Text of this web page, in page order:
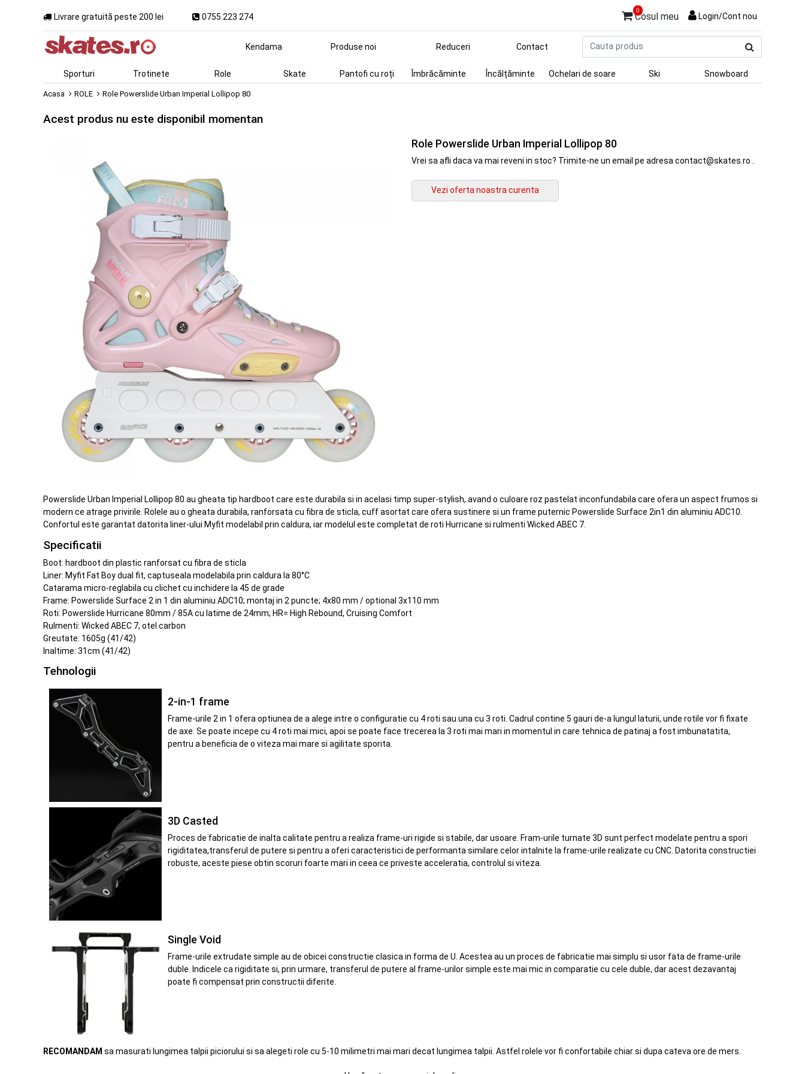
Livrare gratuită peste 200 lei 0755 223 274
0
Cosul meu Login/Cont nou
produs
Kendama Produse noi Reduceri Contact
Sporturi Trotinete Role Skate Pantofi cu roți Îmbrăcăminte Încălțăminte Ochelari de soare Ski Snowboard
Acasa ROLE Role Powerslide Urban Imperial Lollipop 80
Acest produs nu este disponibil momentan
Role Powerslide Urban Imperial Lollipop 80
Vrei sa afli daca va mai reveni in stoc? Trimite-ne un email pe adresa contact@skates.ro .
Powerslide Urban Imperial Lollipop 80 au gheata tip hardboot care este durabila si in acelasi timp super-stylish, avand o culoare roz pastelat inconfundabila care ofera un aspect frumos si
modern ce atrage privirile. Rolele au o gheata durabila, ranforsata cu fibra de sticla, cuff asortat care ofera sustinere si un frame puternic Powerslide Surface 2in1 din aluminiu ADC10.
Confortul este garantat datorita liner-ului Myfit modelabil prin caldura, iar modelul este completat de roti Hurricane si rulmenti Wicked ABEC 7.
Specificatii
Boot: hardboot din plastic ranforsat cu fibra de sticla
Liner: Myfit Fat Boy dual fit, captuseala modelabila prin caldura la 80°C
Catarama micro-reglabila cu clichet cu inchidere la 45 de grade
Frame: Powerslide Surface 2 in 1 din aluminiu ADC10; montaj in 2 puncte; 4x80 mm / optional 3x110 mm
Roti: Powerslide Hurricane 80mm / 85A cu latime de 24mm; HR= High Rebound, Cruising Comfort
Rulmenti: Wicked ABEC 7, otel carbon
Greutate: 1605g (41/42)
Inaltime: 31cm (41/42)
Tehnologii
2-in-1 frame
Frame-urile 2 in 1 ofera optiunea de a alege intre o configuratie cu 4 roti sau una cu 3 roti. Cadrul contine 5 gauri de-a lungul laturii, unde rotile vor fi fixate
de axe. Se poate incepe cu 4 roti mai mici, apoi se poate face trecerea la 3 roti mai mari in momentul in care tehnica de patinaj a fost imbunatatita,
pentru a beneficia de o viteza mai mare si agilitate sporita.
3D Casted
Proces de fabricatie de inalta calitate pentru a realiza frame-uri rigide si stabile, dar usoare. Fram-urile turnate 3D sunt perfect modelate pentru a spori
rigiditatea,transferul de putere si pentru a oferi caracteristici de performanta similare celor intalnite la frame-urile realizate cu CNC. Datorita constructiei
robuste, aceste piese obtin scoruri foarte mari in ceea ce priveste acceleratia, controlul si viteza.
Single Void
Frame-urile extrudate simple au de obicei constructie clasica in forma de U. Acestea au un proces de fabricatie mai simplu si usor fata de frame-urile
duble. Indicele ca rigiditate si, prin urmare, transferul de putere al frame-urilor simple este mai mic in comparatie cu cele duble, dar acest dezavantaj
poate fi compensat prin constructii diferite.
RECOMANDAM sa masurati lungimea talpii piciorului si sa alegeti role cu 5-10 milimetri mai mari decat lungimea talpii. Astfel rolele vor fi confortabile chiar si dupa cateva ore de mers.